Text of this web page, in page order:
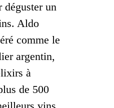
un
Aldo
comme le
argentin,
à
de 500